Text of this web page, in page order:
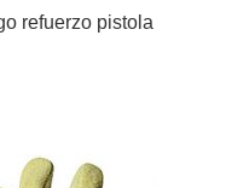
refuerzo pistola